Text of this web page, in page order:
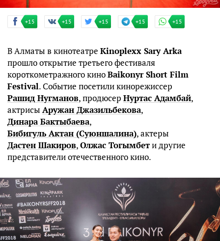
+15 +15 +15 +15 +15
В Алматы в кинотеатре Kinoplexx Sary Arka
прошло открытие третьего фестиваля
короткометражного киноBaikonyr Short Film
Festival. Событие посетили кинорежиссер
Рашид Нугманов, продюсер Нуртас Адамбай,
актрисы Аружан Джазильбекова,
Динара Бактыбаева,
Бибигуль Актан (Суюншалина), актеры
Дастен Шакиров,Олжас Тогымбети другие
представители отечественного кино.